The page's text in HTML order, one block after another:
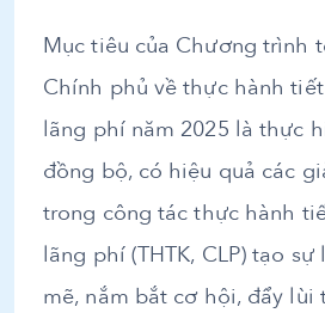
Mục tiêu của Chương trình
Chính phủ về thực hành
lãng phí năm 2025 là thực
đồng bộ, có hiệu quả các
trong công tác thực hành
lãng phí (THTK, CLP) tạo
mẽ, nắm bắt cơ hội, đẩy lùi